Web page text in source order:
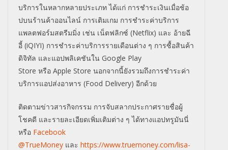
บริการในหลากหลายประเภท ได้แก่ การชำระเงินเมื่อช้อ
ปบนร้านค้าออนไลน์ การเติมเกม การชำระค่าบริการ
แพลตฟอร์มสตรีมมิ่ง เช่น เน็ตฟลิกซ์ (Netflix) และ อ้ายฉี
อี้ (iQIYI) การชำระค่าบริการรายเดือนต่าง ๆ การซื้อสินค้า
ดิจิทัล และแอปพลิเคชันใน Google Play
Store หรือ Apple Store นอกจากนี้ยังรวมถึงการชำระค่า
บริการแอปส่งอาหาร (Food Delivery) อีกด้วย
ติดตามข่าวสารกิจกรรม การจับสลากประกาศรายชื่อผู้
โชคดี และรายละเอียดเพิ่มเติมต่าง ๆ ได้ทางแอปทรูมันนี่
หรือ Facebook
@TrueMoney และ https://www.truemoney.com/lisa-